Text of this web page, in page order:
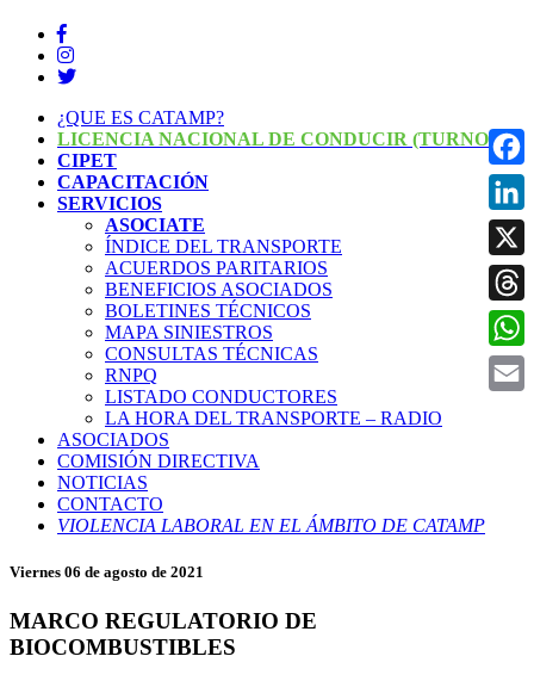
¿QUE ES CATAMP?
LICENCIA NACIONAL DE CONDUCIR (TURNOS)
CIPET
CAPACITACIÓN
SERVICIOS
ASOCIATE
ÍNDICE DEL TRANSPORTE
ACUERDOS PARITARIOS
BENEFICIOS ASOCIADOS
BOLETINES TÉCNICOS
MAPA SINIESTROS
CONSULTAS TÉCNICAS
RNPQ
LISTADO CONDUCTORES
LA HORA DEL TRANSPORTE – RADIO
ASOCIADOS
COMISIÓN DIRECTIVA
NOTICIAS
CONTACTO
VIOLENCIA LABORAL EN EL ÁMBITO DE CATAMP
Viernes 06 de agosto de 2021
MARCO REGULATORIO DE
BIOCOMBUSTIBLES
X